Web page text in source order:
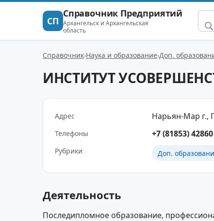
СП
Справочник Предприятий
Архангельск и Архангельская
область
Справочник Наука и образование Доп.
ИНСТИТУТ
Адрес Нарьян-Мар г.,
Телефоны +7 (81853) 42860
Рубрики Доп.
Деятельность
Последипломное образование,